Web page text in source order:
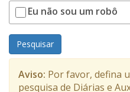
Eu não sou um robô
Pesquisar
Aviso: Por favor, defina
pesquisa de Diárias e